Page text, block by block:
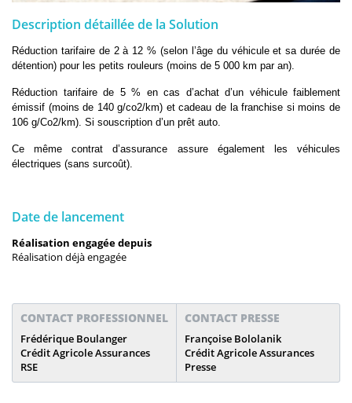
Description détaillée de la Solution
Réduction tarifaire de 2 à 12 % (selon l’âge du véhicule et sa durée de
détention) pour les petits rouleurs (moins de 5 000 km par an).
Réduction tarifaire de 5 % en cas d’achat d’un véhicule faiblement
émissif (moins de 140 g/co2/km) et cadeau de la franchise si moins de
106 g/Co2/km). Si souscription d’un prêt auto.
Ce même contrat d’assurance assure également les véhicules
électriques (sans surcoût).
Date de lancement
Réalisation engagée depuis
Réalisation déjà engagée
CONTACT PROFESSIONNEL
Frédérique Boulanger
Crédit Agricole Assurances
RSE
CONTACT PRESSE
Françoise Bololanik
Crédit Agricole Assurances
Presse